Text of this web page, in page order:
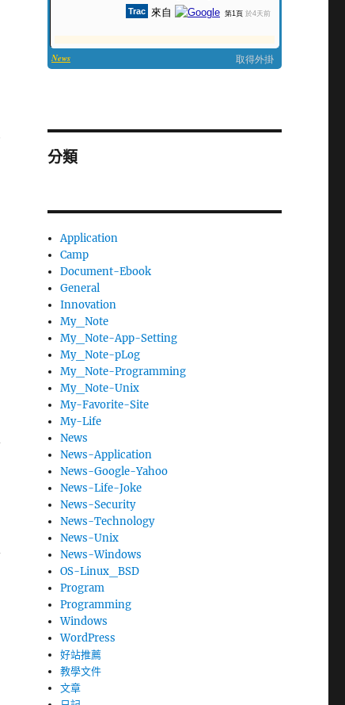
分類
Application
Camp
Document-Ebook
General
Innovation
My_Note
My_Note-App-Setting
My_Note-pLog
My_Note-Programming
My_Note-Unix
My-Favorite-Site
My-Life
News
News-Application
News-Google-Yahoo
News-Life-Joke
News-Security
News-Technology
News-Unix
News-Windows
OS-Linux_BSD
Program
Programming
Windows
WordPress
好站推薦
教學文件
文章